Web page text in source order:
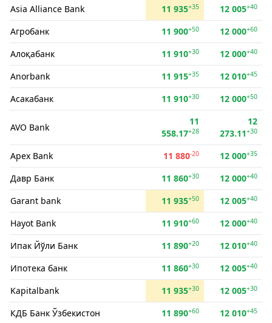
Asia Alliance Bank 11 935+35 12 005+40
Агробанк 11 900+50 12 000+60
Алоқабанк 11 910+30 12 000+40
Anorbank 11 915+35 12 010+45
Асакабанк 11 910+30 12 000+50
AVO Bank
11
558.17+28
12
273.11+30
Apex Bank 11 880-20 12 000+35
Давр Банк 11 860+30 12 000+40
Garant bank 11 935+50 12 005+40
Hayot Bank 11 910+60 12 000+40
Ипак Йўли Банк 11 890+20 12 010+40
Ипотека банк 11 860+30 12 005+40
Kapitalbank 11 935+30 12 005+30
КДБ Банк Ўзбекистон 11 890+60 12 010+45